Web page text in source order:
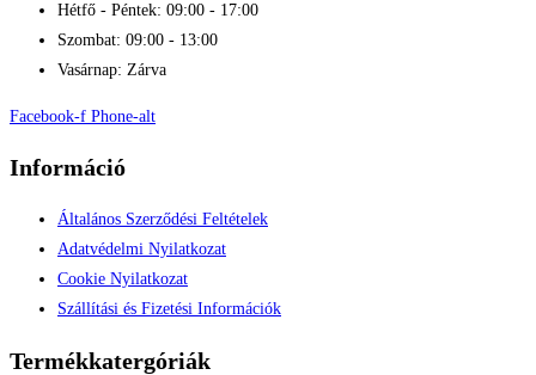
Hétfő - Péntek: 09:00 - 17:00
Szombat: 09:00 - 13:00
Vasárnap: Zárva
Facebook-f Phone-alt
Információ
Általános Szerződési Feltételek
Adatvédelmi Nyilatkozat
Cookie Nyilatkozat
Szállítási és Fizetési Információk
Termékkatergóriák